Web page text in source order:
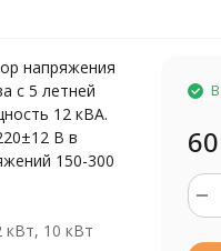
напряжения
с 5 летней
12 кВА.
В в
150-300
кВт, 10 кВт